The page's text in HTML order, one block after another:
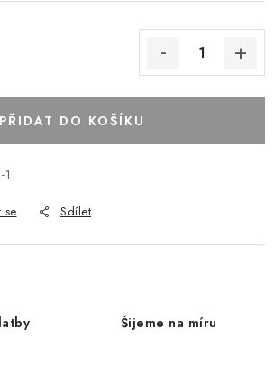
PŘIDAT DO KOŠÍKU
1
se Sdílet
Šijeme na míru